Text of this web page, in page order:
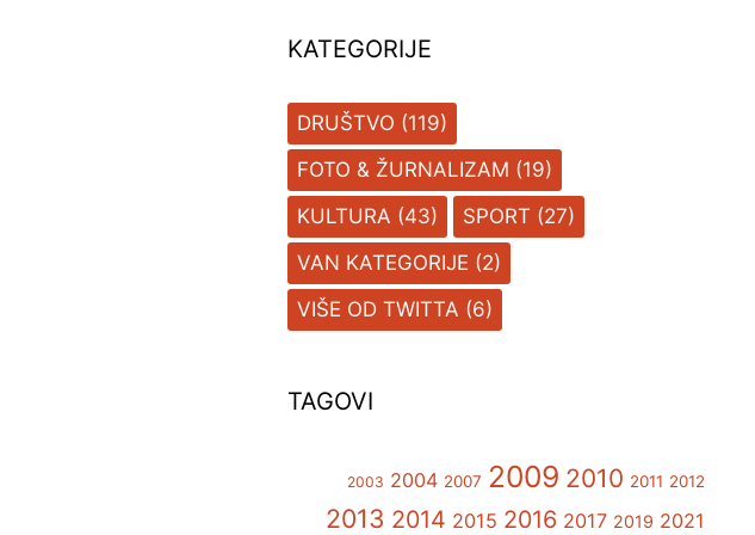
KATEGORIJE
DRUŠTVO (119)
FOTO & ŽURNALIZAM (19)
KULTURA (43) SPORT (27)
VAN KATEGORIJE (2)
VIŠE OD TWITTA (6)
TAGOVI
2003 2004 2007 2009 2010 2011 2012
2013 2014 2015 2016 2017 2019 2021